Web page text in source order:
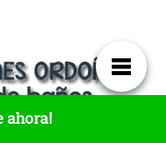
reforma de baño?
ahora!